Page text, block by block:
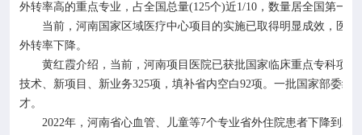
外转率高的重点专业，占全国总量(125个)近1/10，数量居全国第一。
当前，河南国家区域医疗中心项目的实施已取得明显成效，医
外转率下降。
黄红霞介绍，当前，河南项目医院已获批国家临床重点专科项目
技术、新项目、新业务325项，填补省内空白92项。一批国家部委级
才。
2022年，河南省心血管、儿童等7个专业省外住院患者下降到 3%